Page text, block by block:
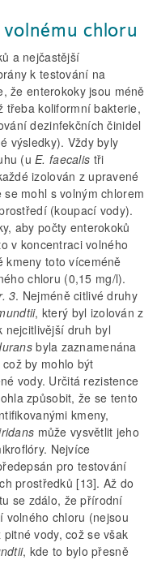
chloru
a nejčastější
k testování na
že enterokoky jsou méně
třeba koliformní bakterie,
dezinfekčních činidel
výsledky). Vždy byly
(uE. faecalis tři
izolován z upravené
mohl s volným chlorem
(koupací vody).
aby počty enterokoků
v koncentraci volného
kmeny toto víceméně
chloru (0,15 mg/l).
3. Nejméně citlivé druhy
, který byl izolován z
nejcitlivější druh byl
byla zaznamenána
což by mohlo být
vody. Určitá rezistence
způsobit, že se tento
kmeny,
může vysvětlit jeho
Nejvíce
pro testování
prostředků [13]. Až do
se zdálo, že přírodní
volného chloru (nejsou
vody, což se však
, kde to bylo přesně